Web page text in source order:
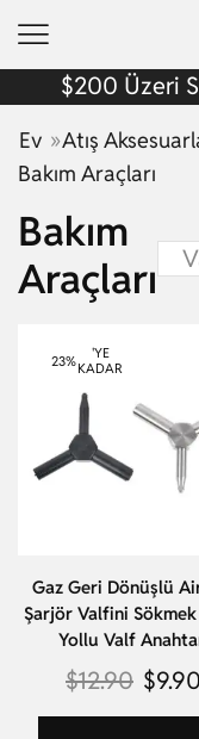
$200 Üzeri
Ev »Atış
Bakım Araçları
Bakım
Araçları
23%
'YE
KADAR
Gaz Geri Dönüşlü
Şarjör Valfini
Yollu Valf
$12.90 $9.90